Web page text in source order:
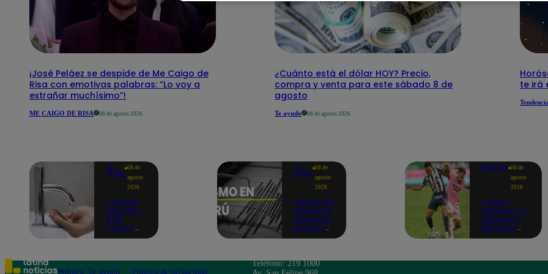
¡José Peláez se despide de Me Caigo de
Risa con emotivas palabras: “Lo voy a
extrañar muchísimo”!
ME CAIGO DE RISA 08 de agosto 2026
¿Cuánto está el dólar HOY? Precio,
compra y venta para este sábado 8 de
agosto
Te ayudo 08 de agosto 2026
te irá
Te
ayudo
08 de
agosto
2026
Corte de
agua hoy,
8 de
agosto:
sin el
servicio de
Te
ayudo
08 de
agosto
2026
Temblor en
Perú hoy, 8
de agosto:
horario y
según IGP
Deportes 08 de
agosto
2026
Torneo
Clausura: ¿A
qué hora y
dónde ver
fecha 4?
Política Te ayudo Política de privacidad
Teléfono: 219 1000